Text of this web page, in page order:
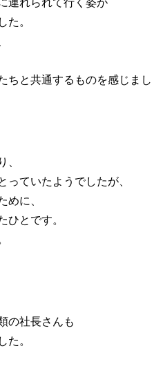
た。
ちと共通するものを感じまし
、
っていたようでしたが、
めに、
ひとです。
の社長さんも
た。